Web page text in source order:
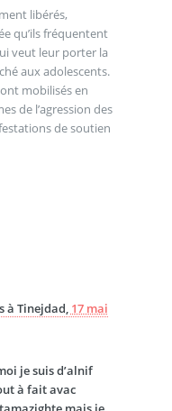
libérés,
qu’ils fréquentent
veut leur porter la
aux adolescents.
mobilisés en
de l’agression des
de soutien
à Tinejdad, 17 mai
je suis d’alnif
à fait avac